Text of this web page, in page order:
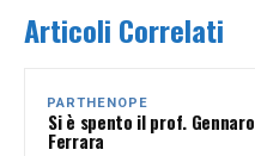
Articoli Correlati
PARTHENOPE
Si è spento il prof. Gennaro
Ferrara